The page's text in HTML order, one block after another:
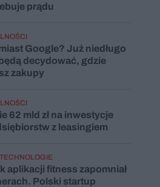
prądu
Google? Już niedługo
decydować, gdzie
zakupy
62 mld zł na inwestycje
z leasingiem
aplikacji fitness zapomniał
Polski startup